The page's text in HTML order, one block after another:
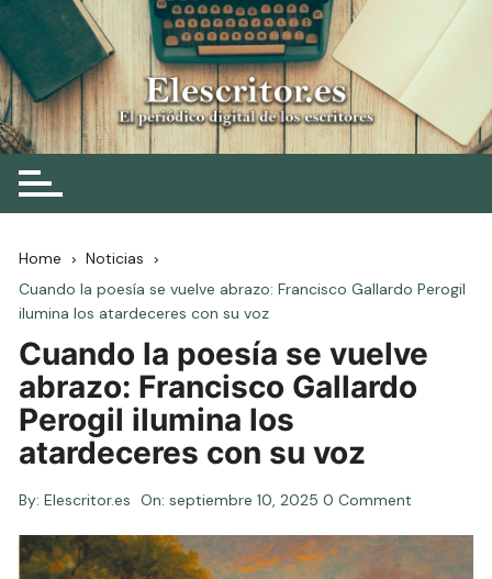
Skip
to
content
Elescritor.es
El periódico digital de los escritores
Home
Noticias
Cuando la poesía se vuelve abrazo: Francisco Gallardo Perogil
ilumina los atardeceres con su voz
Cuando la poesía se vuelve
abrazo: Francisco Gallardo
Perogil ilumina los
atardeceres con su voz
By: Elescritor.es On:septiembre 10, 2025 0 Comment